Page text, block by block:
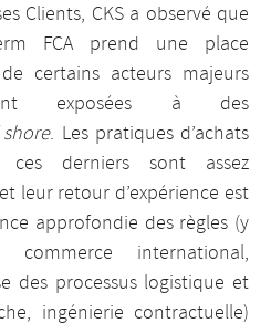
Clients, CKS a observé que
FCA prend une place
certains acteurs majeurs
exposées à des
. Les pratiques d’achats
derniers sont assez
leur retour d’expérience est
approfondie des règles (y
international,
des processus logistique et
ingénierie contractuelle)